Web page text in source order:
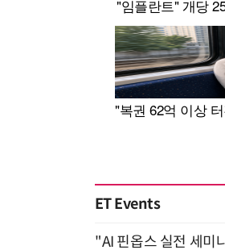
ET Events
"AI 핀옵스 실전 세미